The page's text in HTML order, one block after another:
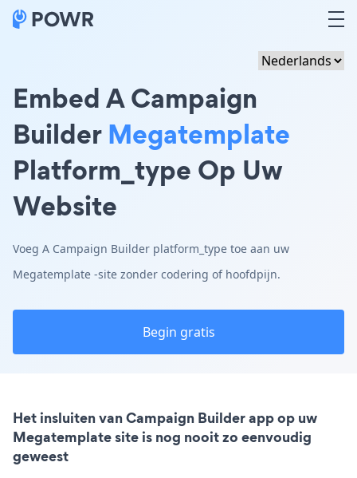
Embed A Campaign
BuilderMegatemplate
Platform_type Op Uw
Website
Voeg A Campaign Builder platform_type toe aan uw
Megatemplate -site zonder codering of hoofdpijn.
Begin gratis
Het insluiten van Campaign Builder app op uw
Megatemplate site is nog nooit zo eenvoudig
geweest